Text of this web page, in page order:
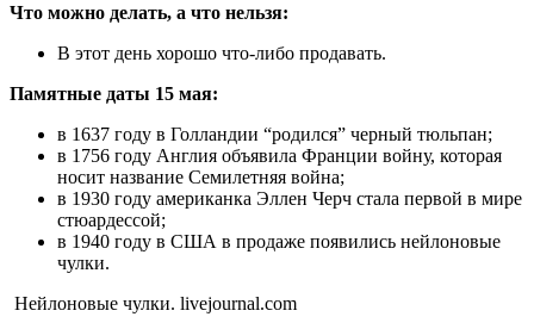
Что можно делать, а что нельзя:
В этот день хорошо что-либо продавать.
Памятные даты 15 мая:
в 1637 году в Голландии “родился” черный тюльпан;
в 1756 году Англия объявила Франции войну, которая
носит название Семилетняя война;
в 1930 году американка Эллен Черч стала первой в мире
стюардессой;
в 1940 году в США в продаже появились нейлоновые
чулки.
Нейлоновые чулки. livejournal.com